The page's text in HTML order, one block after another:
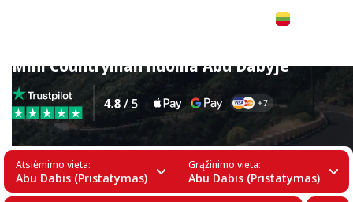
Mini Countryman nuoma Abu Dabyje
Atsiėmimo vieta:
Abu Dabis (Pristatymas)
Grąžinimo vieta:
Abu Dabis (Pristatymas)